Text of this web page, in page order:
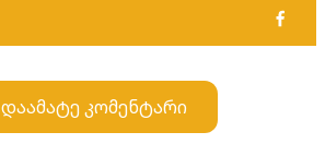
დაამატე კომენტარი